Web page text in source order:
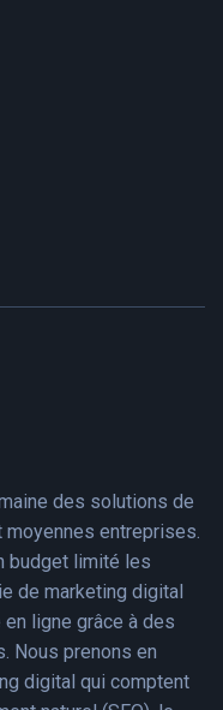
des solutions de
entreprises.
budget limité les
de marketing digital
ligne grâce à des
Nous prenons en
digital qui comptent